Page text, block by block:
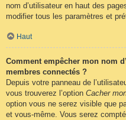
nom d’utilisateur en haut des
modifier tous les paramètres et
Haut
Comment empêcher mon nom
membres connectés ?
Depuis votre panneau de
vous trouverez l’option Cacher
option vous ne serez visible que
et vous-même. Vous serez